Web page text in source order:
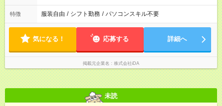
特徴 服装自由 / シフト勤務 / パソコンスキル不要
気になる！ 応募する 詳細へ
掲載元企業名 株式会社iDA
未読